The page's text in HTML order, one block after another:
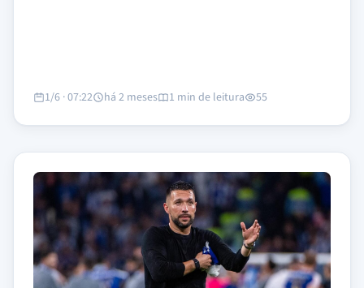
1/6 · 07:22 há 2 meses 1 min de leitura 55